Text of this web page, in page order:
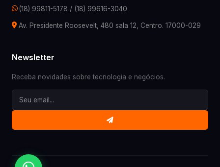
(18) 99811-5178 / (18) 99616-3040
Av. Presidente Roosevelt, 480 sala 12, Centro. 17000-029
Newsletter
Receba novidades sobre tecnologia e negócios.